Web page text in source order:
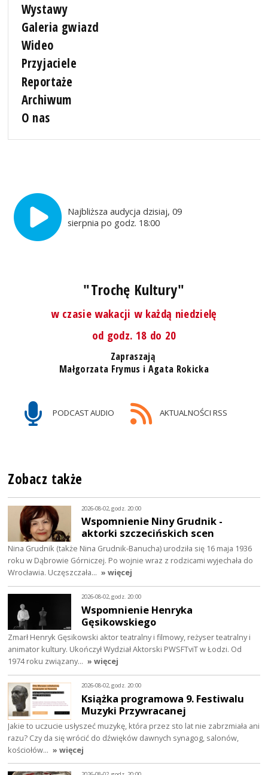
Wystawy
Galeria gwiazd
Wideo
Przyjaciele
Reportaże
Archiwum
O nas
Najbliższa audycja dzisiaj, 09
sierpnia po godz. 18:00
"Trochę Kultury"
w czasie wakacji w każdą niedzielę
od godz. 18 do 20
Zapraszają
Małgorzata Frymus i Agata Rokicka
PODCAST AUDIO AKTUALNOŚCI RSS
Zobacz także
2026-08-02, godz. 20:00
Wspomnienie Niny Grudnik -
aktorki szczecińskich scen
Nina Grudnik (także Nina Grudnik-Banucha) urodziła się 16 maja 1936
roku w Dąbrowie Górniczej. Po wojnie wraz z rodzicami wyjechała do
Wrocławia. Uczęszczała… » więcej
2026-08-02, godz. 20:00
Wspomnienie Henryka
Gęsikowskiego
Zmarł Henryk Gęsikowski aktor teatralny i filmowy, reżyser teatralny i
animator kultury. Ukończył Wydział Aktorski PWSFTviT w Łodzi. Od
1974 roku związany… » więcej
2026-08-02, godz. 20:00
Książka programowa 9. Festiwalu
Muzyki Przywracanej
Jakie to uczucie usłyszeć muzykę, która przez sto lat nie zabrzmiała ani
razu? Czy da się wrócić do dźwięków dawnych synagog, salonów,
kościołów… » więcej